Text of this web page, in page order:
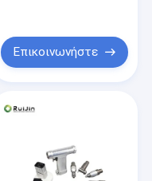
Επικοινωνήστε